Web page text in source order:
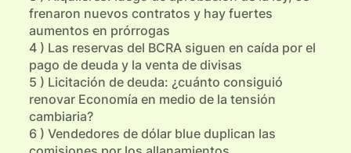
frenaron nuevos contratos y hay fuertes
aumentos en prórrogas
4 ) Las reservas del BCRA siguen en caída por el
pago de deuda y la venta de divisas
5 ) Licitación de deuda: ¿cuánto consiguió
renovar Economía en medio de la tensión
cambiaria?
6 ) Vendedores de dólar blue duplican las